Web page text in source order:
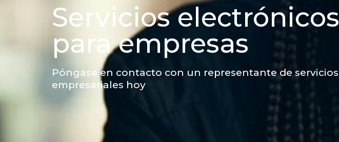
Servicios electrónicos
para empresas
Póngase en contacto con un representante de servicios
empresariales hoy